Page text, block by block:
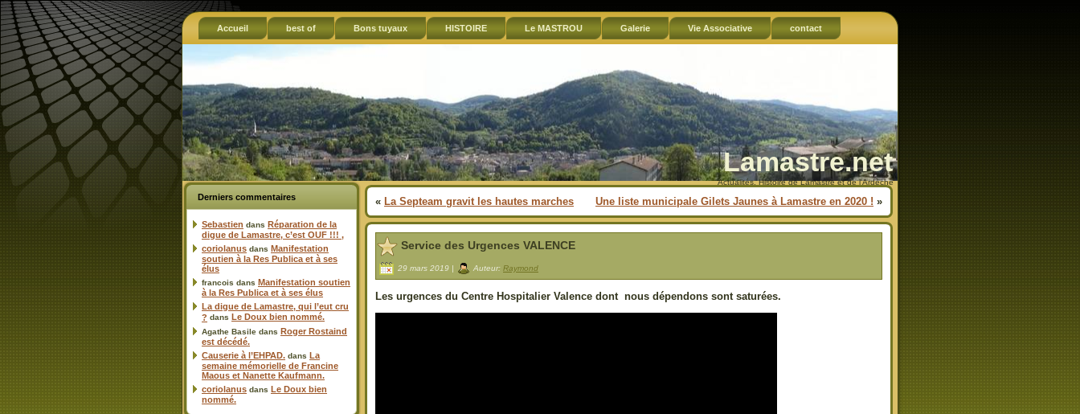
Accueil best of Bons tuyaux HISTOIRE Le MASTROU Galerie Vie Associative contact
Lamastre.net
Actualités, Histoire de Lamastre et de l'Ardèche
Derniers commentaires
Sebastien dans Réparation de la
digue de Lamastre, c’est OUF !!! ,
coriolanus dans Manifestation
soutien à la Res Publica et à ses
élus
francois dans Manifestation soutien
à la Res Publica et à ses élus
La digue de Lamastre, qui l’eut cru
? dans Le Doux bien nommé.
Agathe Basile dans Roger Rostaind
est décédé.
Causerie à l’EHPAD. dans La
semaine mémorielle de Francine
Maous et Nanette Kaufmann.
coriolanus dans Le Doux bien
nommé.
« La Septeam gravit les hautes marches Une liste municipale Gilets Jaunes à Lamastre en 2020 ! »
Service des Urgences VALENCE
29 mars 2019 | Auteur: Raymond
Les urgences du Centre Hospitalier Valence dont nous dépendons sont saturées.